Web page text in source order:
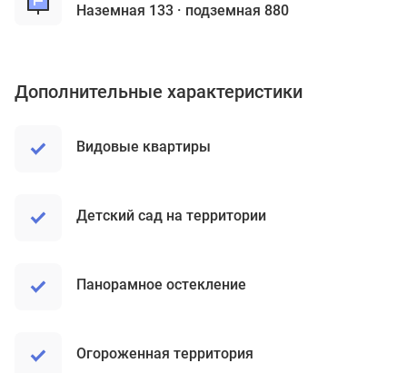
наземная 133
подземная 880
Дополнительные характеристики
Видовые квартиры
Детский сад на территории
Панорамное остекление
Огороженная территория